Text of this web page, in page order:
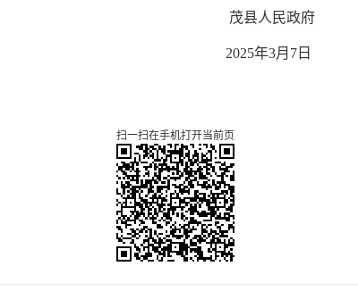
茂县人民政府
2025年3月7日
扫一扫在手机打开当前页